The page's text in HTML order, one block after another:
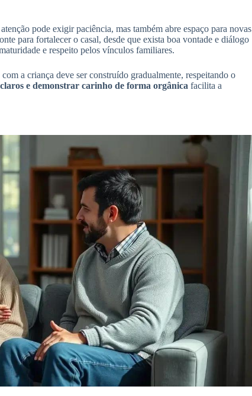
pode exigir paciência, mas também abre espaço para novas
para fortalecer o casal, desde que exista boa vontade e diálogo
e respeito pelos vínculos familiares.
a criança deve ser construído gradualmente, respeitando o
e demonstrar carinho de forma orgânica facilita a